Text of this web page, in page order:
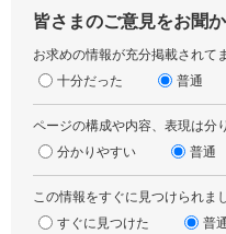
皆さまのご意見をお聞
お求めの情報が充分掲載されて
十分だった
普通
ページの構成や内容、表現は分
分かりやすい
普通
この情報をすぐに見つけられま
すぐに見つけた
普